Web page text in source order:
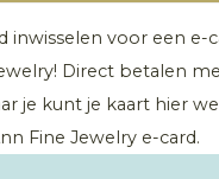
inwisselen voor een e-
Direct betalen
je kunt je kaart hier
Fine Jewelry e-card.